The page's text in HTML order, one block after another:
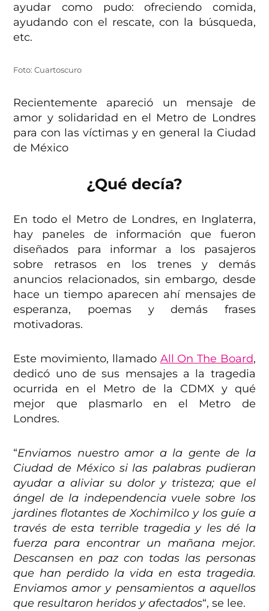
ayudar como pudo: ofreciendo comida,
ayudando con el rescate, con la búsqueda,
etc.
Foto: Cuartoscuro
Recientemente apareció un mensaje de
amor y solidaridad en el Metro de Londres
para con las víctimas y en general la Ciudad
de México
¿Qué decía?
En todo el Metro de Londres, en Inglaterra,
hay paneles de información que fueron
diseñados para informar a los pasajeros
sobre retrasos en los trenes y demás
anuncios relacionados, sin embargo, desde
hace un tiempo aparecen ahí mensajes de
esperanza, poemas y demás frases
motivadoras.
Este movimiento, llamado All On The Board,
dedicó uno de sus mensajes a la tragedia
ocurrida en el Metro de la CDMX y qué
mejor que plasmarlo en el Metro de
Londres.
“Enviamos nuestro amor a la gente de la
Ciudad de México si las palabras pudieran
ayudar a aliviar su dolor y tristeza; que el
ángel de la independencia vuele sobre los
jardines flotantes de Xochimilco y los guíe a
través de esta terrible tragedia y les dé la
fuerza para encontrar un mañana mejor.
Descansen en paz con todas las personas
que han perdido la vida en esta tragedia.
Enviamos amor y pensamientos a aquellos
que resultaron heridos y afectados“, se lee.